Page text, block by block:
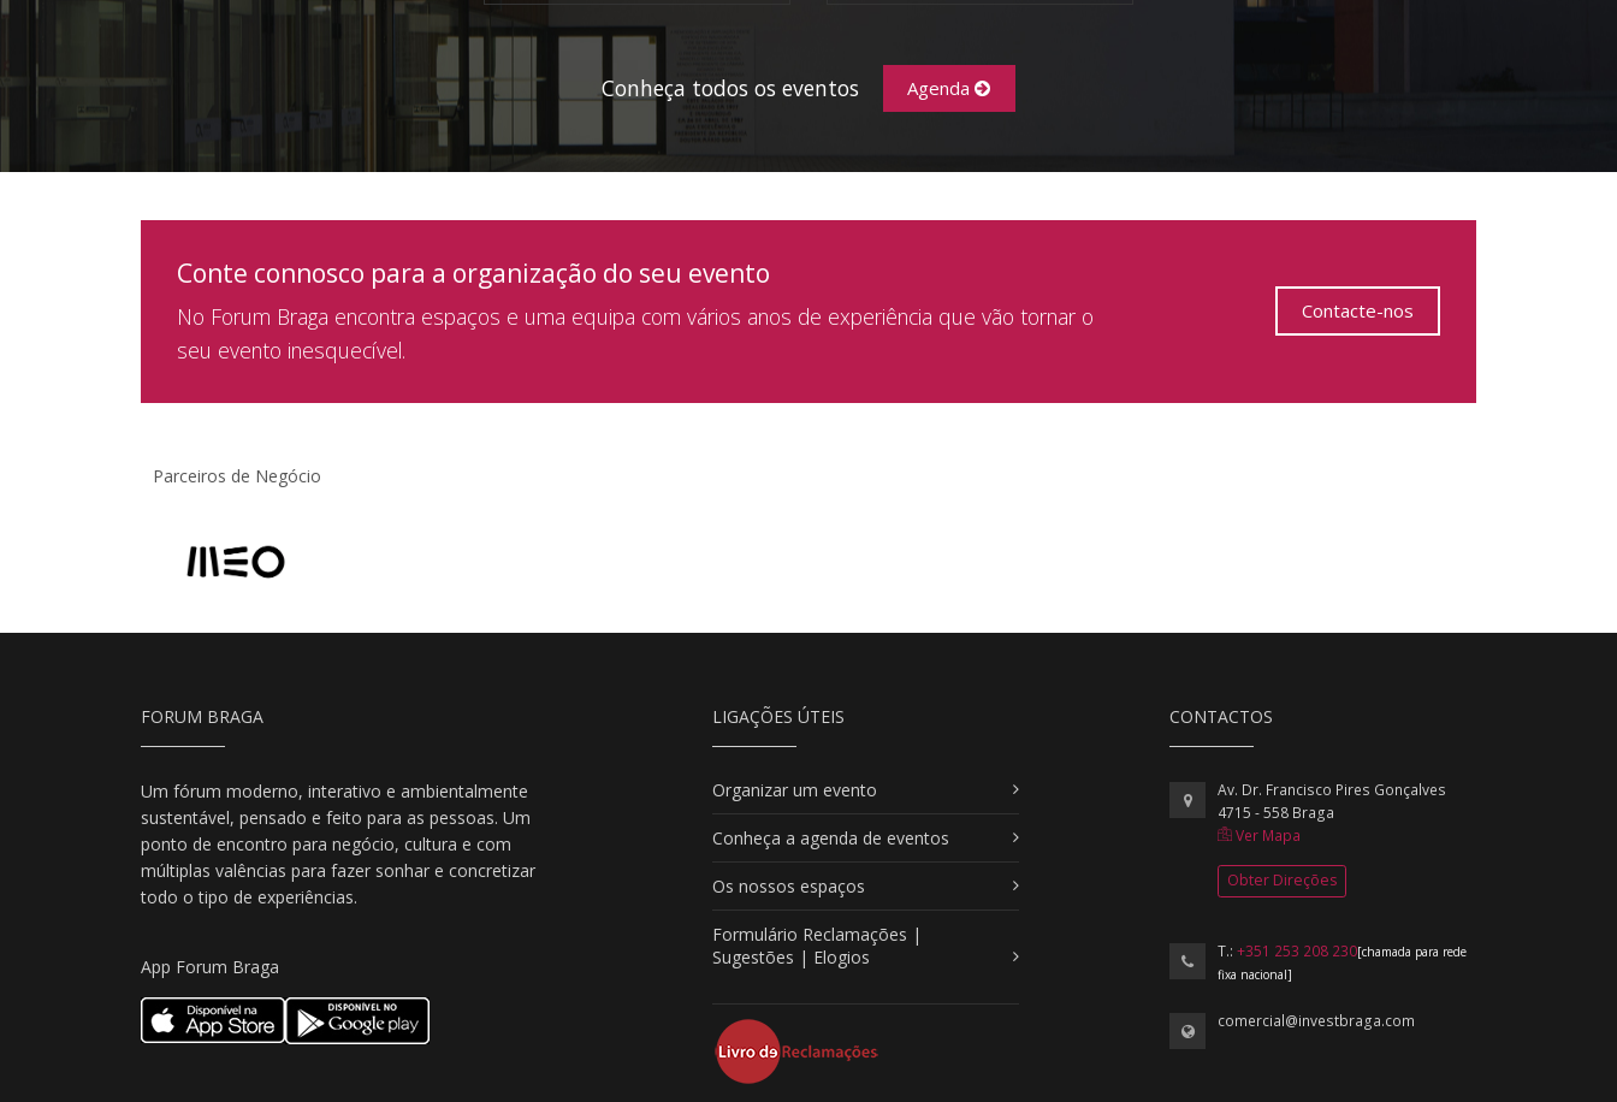
Conheça todos os eventos Agenda
Conte connosco para a organização do seu evento
No Forum Braga encontra espaços e uma equipa com vários anos de experiência que vão tornar o
seu evento inesquecível.
Contacte-nos
Parceiros de Negócio
FORUM BRAGA
Um fórum moderno, interativo e ambientalmente
sustentável, pensado e feito para as pessoas. Um
ponto de encontro para negócio, cultura e com
múltiplas valências para fazer sonhar e concretizar
todo o tipo de experiências.
App Forum Braga
LIGAÇÕES ÚTEIS
Organizar um evento
Conheça a agenda de eventos
Os nossos espaços
Formulário Reclamações |
Sugestões | Elogios
CONTACTOS
Av. Dr. Francisco Pires Gonçalves
4715 - 558 Braga
Ver Mapa
Obter Direções
T.: +351 253 208 230[chamada para rede
fixa nacional]
comercial@investbraga.com